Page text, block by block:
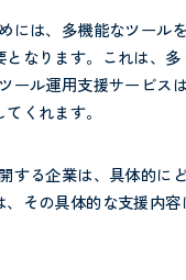
には、多機能なツール
なります。これは、多
ール運用支援サービス
くれます。
する企業は、具体的に
その具体的な支援内容